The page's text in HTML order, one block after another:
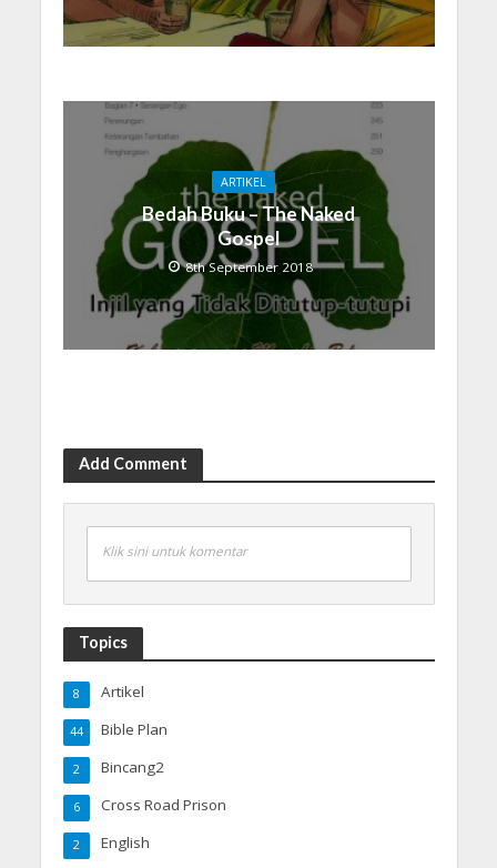
ARTIKEL
Bedah Buku – The Naked
Gospel
8th September 2018
Add Comment
Klik sini untuk komentar
Topics
Artikel
8
Bible Plan
44
Bincang2
2
Cross Road Prison
6
English
2